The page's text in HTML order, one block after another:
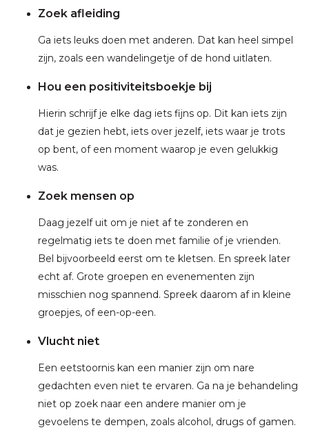
Zoek afleiding
Ga iets leuks doen met anderen. Dat kan heel simpel
zijn, zoals een wandelingetje of de hond uitlaten.
Hou een positiviteitsboekje bij
Hierin schrijf je elke dag iets fijns op. Dit kan iets zijn
dat je gezien hebt, iets over jezelf, iets waar je trots
op bent, of een moment waarop je even gelukkig
was.
Zoek mensen op
Daag jezelf uit om je niet af te zonderen en
regelmatig iets te doen met familie of je vrienden.
Bel bijvoorbeeld eerst om te kletsen. En spreek later
echt af. Grote groepen en evenementen zijn
misschien nog spannend. Spreek daarom af in kleine
groepjes, of een-op-een.
Vlucht niet
Een eetstoornis kan een manier zijn om nare
gedachten even niet te ervaren. Ga na je behandeling
niet op zoek naar een andere manier om je
gevoelens te dempen, zoals alcohol, drugs of gamen.